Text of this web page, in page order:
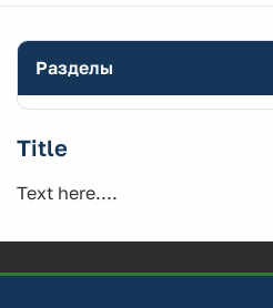
Разделы
Title
Text here....